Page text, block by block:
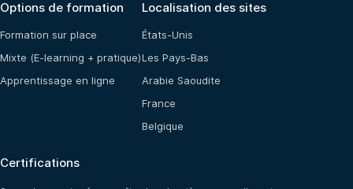
Options de formation
Formation sur place
Mixte (E-learning + pratique)
Apprentissage en ligne
Localisation des sites
États-Unis
Les Pays-Bas
Arabie Saoudite
France
Belgique
Certifications